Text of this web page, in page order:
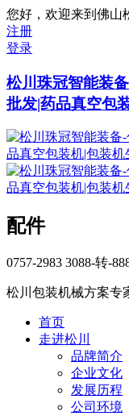
您好，欢迎来到佛山
注册
登录
松川珠冠智能装
批发|药品真空包
配件
0757-2983 3088-转-
松川 包装机械方案专
首页
走进松川
品牌简介
企业文化
发展历程
公司环境